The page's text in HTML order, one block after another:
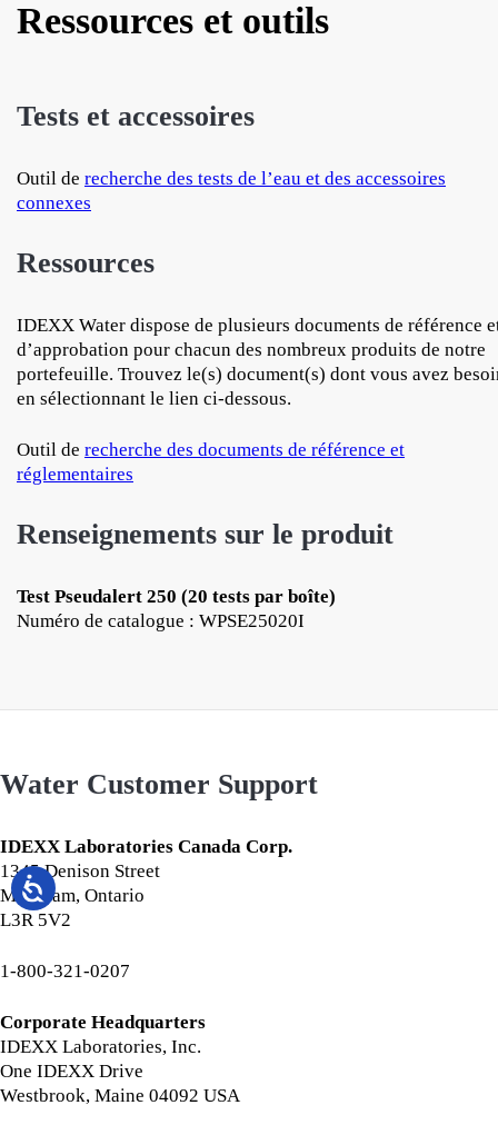
Ressources et outils
Tests et accessoires
Outil de recherche des tests de l’eau et des accessoires
connexes
Ressources
IDEXX Water dispose de plusieurs documents de référence
d’approbation pour chacun des nombreux produits de notre
portefeuille. Trouvez le(s) document(s) dont vous avez
en sélectionnant le lien ci-dessous.
Outil de recherche des documents de référence et
réglementaires
Renseignements sur le produit
Test Pseudalert 250 (20 tests par boîte)
Numéro de catalogue : WPSE25020I
Water Customer Support
IDEXX Laboratories Canada Corp.
1345 Denison Street
Markham, Ontario
L3R 5V2
1-800-321-0207
Corporate Headquarters
IDEXX Laboratories, Inc.
One IDEXX Drive
Westbrook, Maine 04092 USA